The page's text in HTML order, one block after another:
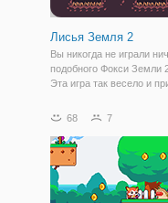
Лисья Земля 2
Вы никогда не играли
подобного Фокси Земли
Эта игра так весело и
чтобы увидеть, как это
пытается решить
помощью
68 7